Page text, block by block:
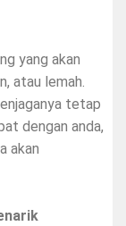
yang akan
atau lemah.
tetap
dengan anda,
akan